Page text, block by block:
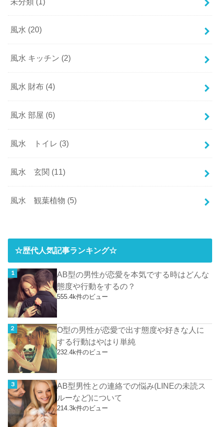
風水 (20)
風水 キッチン (2)
風水 財布 (4)
風水 部屋 (6)
風水 トイレ (3)
風水 玄関 (11)
風水 観葉植物 (5)
☆歴代人気記事ランキング☆
AB型の男性が恋愛を本気でする時はどんな
態度や行動をするの？
555.4k件のビュー
O型の男性が恋愛で出す態度や好きな人に
する行動はやはり単純
232.4k件のビュー
AB型男性との連絡での悩み(LINEの未読ス
ルーなど)について
214.3k件のビュー